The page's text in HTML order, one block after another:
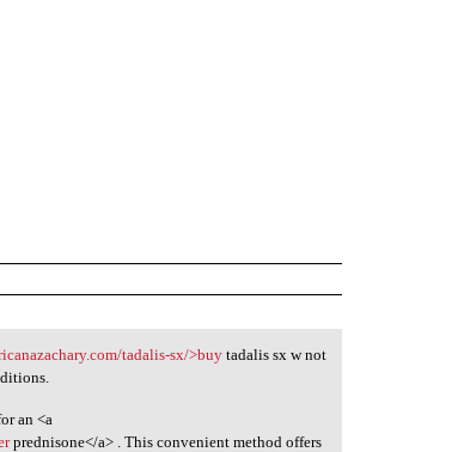
tadalis-sx/>buy tadalis sx w not
an <a
prednisone</a> . This convenient method offers